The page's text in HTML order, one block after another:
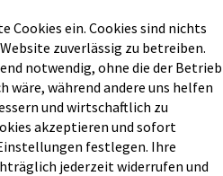
Cookies ein. Cookies sind nichts
zuverlässig zu betreiben.
notwendig, ohne die der Betrieb
wäre, während andere uns helfen
und wirtschaftlich zu
akzeptieren und sofort
festlegen. Ihre
jederzeit widerrufen und